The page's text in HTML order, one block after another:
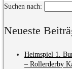
Suchen nach:
Neueste
Heimspiel 1.
– Rollerderby